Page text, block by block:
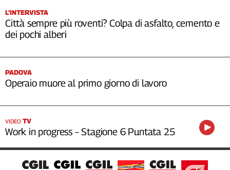
L’INTERVISTA
Città sempre più roventi? Colpa di asfalto, cemento e
dei pochi alberi
PADOVA
Operaio muore al primo giorno di lavoro
VIDEO TV
Work in progress – Stagione 6 Puntata 25